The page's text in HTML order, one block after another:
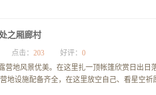
之厢廊村
点击： 203 好评： 0
营地风景优美。在这里扎一顶帐篷欣赏日出日
地设施配备齐全，在这里放空自己、看星空祈